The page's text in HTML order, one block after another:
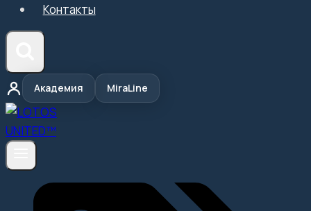
Контакты
Академия MiraLine